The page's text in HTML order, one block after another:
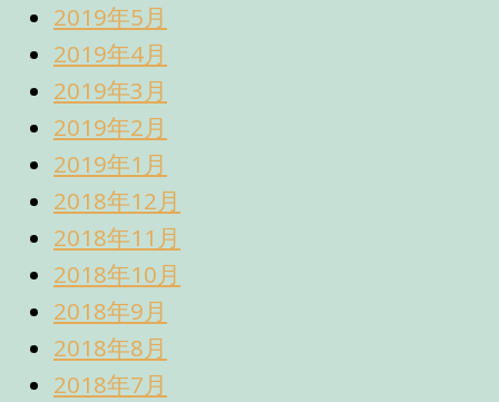
2019年5月
2019年4月
2019年3月
2019年2月
2019年1月
2018年12月
2018年11月
2018年10月
2018年9月
2018年8月
2018年7月